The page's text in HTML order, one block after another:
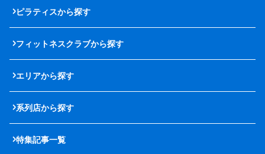
ピラティスから探す
フィットネスクラブから探す
エリアから探す
系列店から探す
特集記事一覧